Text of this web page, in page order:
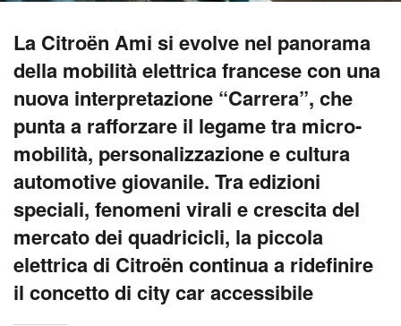
La Citroën Ami si evolve nel panorama
della mobilità elettrica francese con una
nuova interpretazione “Carrera”, che
punta a rafforzare il legame tra micro-
mobilità, personalizzazione e cultura
automotive giovanile. Tra edizioni
speciali, fenomeni virali e crescita del
mercato dei quadricicli, la piccola
elettrica di Citroën continua a ridefinire
il concetto di city car accessibile